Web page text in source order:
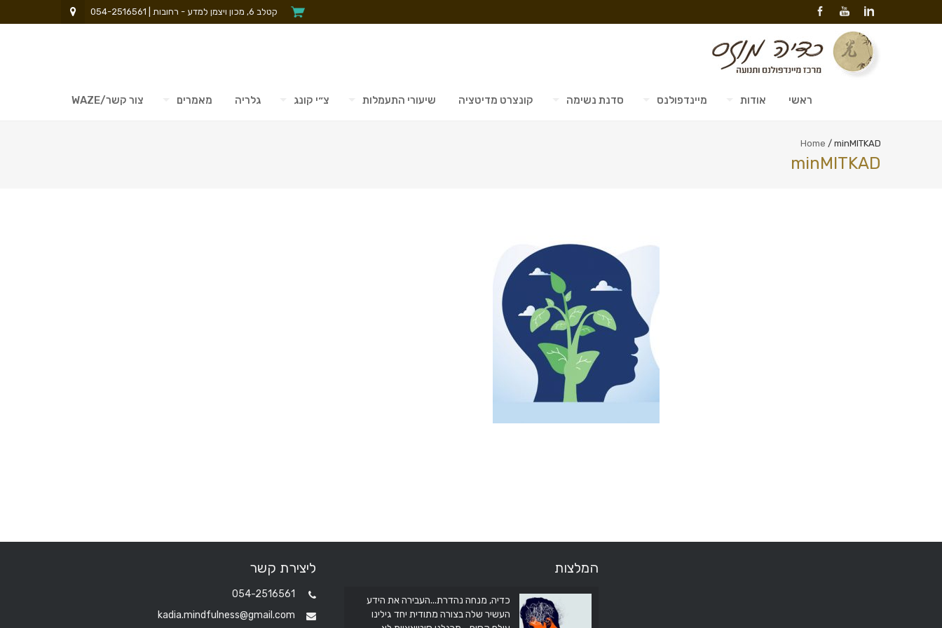
קטלב 6, מכון ויצמן למדע - רחובות | 054-2516561
ראשי אודות מיינדפולנס סדנת נשימה קונצרט מדיטציה שיעורי התעמלות צ״י קונג גלריה מאמרים צור קשר/WAZE
Home / minMITKAD
minMITKAD
המלצות
כדיה, מנחה נהדרת...העבירה את הידע
העשיר שלה בצורה מתודית יחד גילינו
את עוזרת ממש תודה לך על המדיטציה
שעשית איתנו בכיתה תודה
ליצירת קשר
054-2516561
kadia.mindfulness@gmail.com